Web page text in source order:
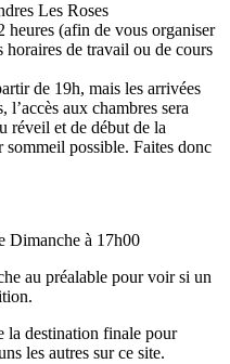
Les Roses
heures (afin de vous organiser
de travail ou de cours
de 19h, mais les arrivées
l’accès aux chambres sera
réveil et de début de la
possible. Faites donc
Dimanche à 17h00
au préalable pour voir si un
la destination finale pour
les autres sur ce site.